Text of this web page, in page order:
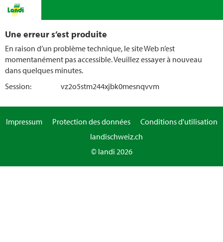
Une erreur s’est produite
En raison d’un problème technique, le site Web n’est
momentanément pas accessible. Veuillez essayer à nouveau
dans quelques minutes.
Session:
vz2o5stm244xjbk0mesnqvvm
Impressum Protection des données
Conditions d'utilisation
landischweiz.ch
© landi 2026